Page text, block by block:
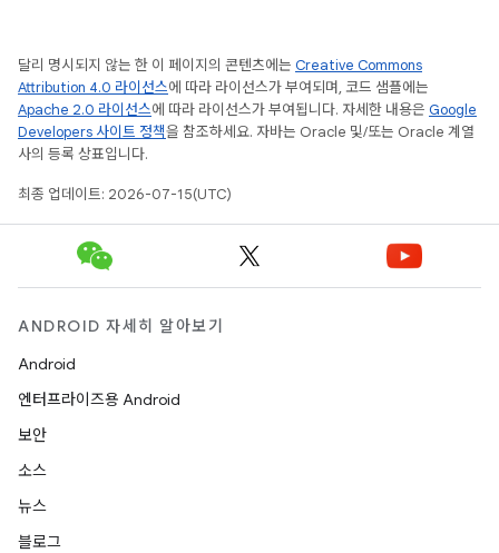
달리 명시되지 않는 한 이 페이지의 콘텐츠에는 Creative Commons
Attribution 4.0 라이선스에 따라 라이선스가 부여되며, 코드 샘플에는
Apache 2.0 라이선스에 따라 라이선스가 부여됩니다. 자세한 내용은 Google
Developers 사이트 정책을 참조하세요. 자바는 Oracle 및/또는 Oracle 계열
사의 등록 상표입니다.
최종 업데이트: 2026-07-15(UTC)
ANDROID 자세히 알아보기
Android
엔터프라이즈용 Android
보안
소스
뉴스
블로그